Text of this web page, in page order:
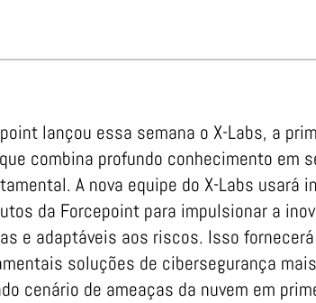
lançou essa semana o X-Labs, a
combina profundo conhecimento em
A nova equipe do X-Labs usará
da Forcepoint para impulsionar a
e adaptáveis aos riscos. Isso
soluções de cibersegurança
cenário de ameaças da nuvem em